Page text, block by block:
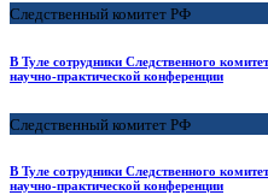
Следственный комитет РФ
В Туле сотрудники Следственного
научно-практической конференции
Следственный комитет РФ
В Туле сотрудники Следственного
научно-практической конференции